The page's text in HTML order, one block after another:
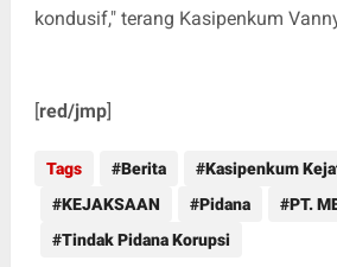
kondusif," terang Kasipenkum
[red/jmp]
Tags Berita
Kasipenkum
KEJAKSAAN
Pidana
PT.
Tindak Pidana Korupsi